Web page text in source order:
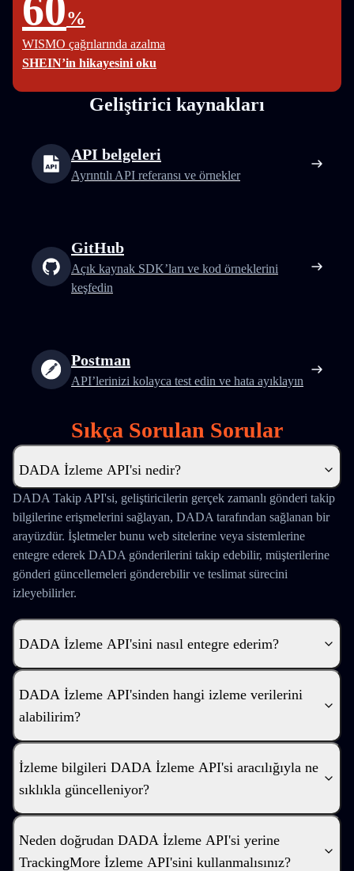
%
WISMO çağrılarında azalma
SHEIN’in hikayesini oku
Geliştirici kaynakları
API belgeleri
Ayrıntılı API referansı ve örnekler
GitHub
Açık kaynak SDK’ları ve kod örneklerini
keşfedin
Postman
API’lerinizi kolayca test edin ve hata ayıklayın
Sıkça Sorulan Sorular
DADA İzleme API'si nedir?
DADA Takip API'si, geliştiricilerin gerçek zamanlı gönderi takip
bilgilerine erişmelerini sağlayan, DADA tarafından sağlanan bir
arayüzdür. İşletmeler bunu web sitelerine veya sistemlerine
entegre ederek DADA gönderilerini takip edebilir, müşterilerine
gönderi güncellemeleri gönderebilir ve teslimat sürecini
izleyebilirler.
DADA İzleme API'sini nasıl entegre ederim?
DADA İzleme API'sinden hangi izleme verilerini
alabilirim?
İzleme bilgileri DADA İzleme API'si aracılığıyla ne
sıklıkla güncelleniyor?
Neden doğrudan DADA İzleme API'si yerine
TrackingMore İzleme API'sini kullanmalısınız?